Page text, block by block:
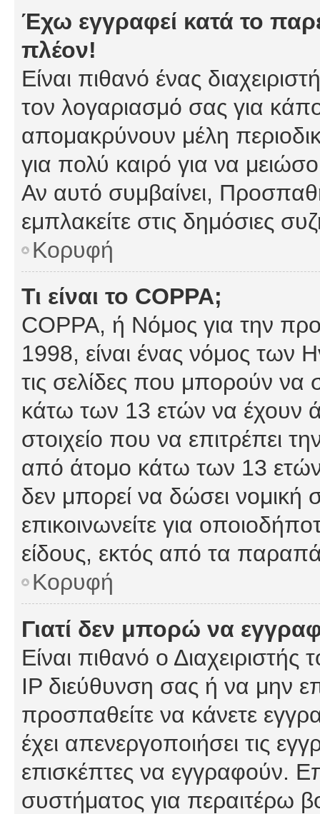
Έχω εγγραφεί κατά το
πλέον!
Είναι πιθανό ένας
τον λογαριασμό σας για
απομακρύνουν μέλη
για πολύ καιρό για να
Αν αυτό συμβαίνει,
εμπλακείτε στις δημόσιες
Κορυφή
Τι είναι το COPPA;
COPPA, ή Νόμος για την
1998, είναι ένας νόμος των
τις σελίδες που μπορούν να
κάτω των 13 ετών να έχουν
στοιχείο που να επιτρέπει
από άτομο κάτω των 13
δεν μπορεί να δώσει νομική
επικοινωνείτε για
είδους, εκτός από τα
Κορυφή
Γιατί δεν μπορώ να
Είναι πιθανό ο
IP διεύθυνση σας ή να μην
προσπαθείτε να κάνετε
έχει απενεργοποιήσει τις
επισκέπτες να εγγραφούν.
συστήματος για περαιτέρω